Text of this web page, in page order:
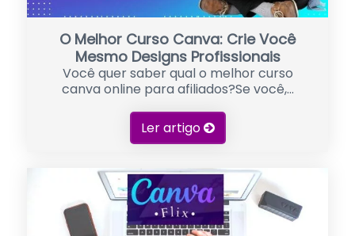
O Melhor Curso Canva: Crie Você
Mesmo Designs Profissionais
Você quer saber qual o melhor curso
canva online para afiliados?Se você,...
Ler artigo